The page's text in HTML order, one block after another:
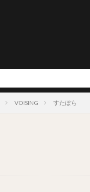
VOISING すたぽら